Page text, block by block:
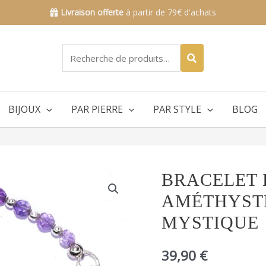
Livraison offerte à partir de 79€ d'achats
pour :
BIJOUX PAR PIERRE PAR STYLE BLOG
BRACELET
MYSTIQUE
39,90 €
quantité
de
Bracelet
en
pyrite
améthyste